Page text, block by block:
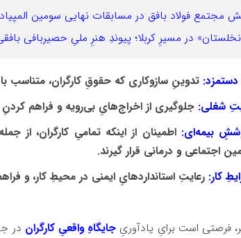
مجتمع فولاد بافق در مسابقات نهایی سومین
در مسیرِ کربلا؛ پیوندِ هنرِ ملیِ حصیربافی
دستمزد:تدوینِ سازوکاری که حقوقِ کارگران، متناسب
شغلی: جلوگیری از اخراج‌هایِ بی‌رویه و فراهم کردنِ
بیمه‌ای: اطمینان از اینکه تمامیِ کارگران،
اجتماعی و درمانی قرار گیرند.
کار:رعایتِ استانداردهایِ ایمنی در محیطِ کار، و
فرصتی است برایِ یادآوریِ جایگاهِ واقعیِ کارگران در